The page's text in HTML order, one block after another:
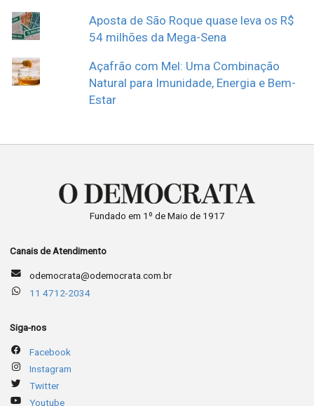
Aposta de São Roque quase leva os R$
54 milhões da Mega-Sena
Açafrão com Mel: Uma Combinação
Natural para Imunidade, Energia e Bem-
Estar
Fundado em 1º de Maio de 1917
Canais de Atendimento
odemocrata@odemocrata.com.br
11 4712-2034
Siga-nos
Facebook
Instagram
Twitter
Youtube